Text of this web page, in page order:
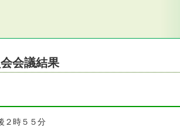
会議結果
２時５５分